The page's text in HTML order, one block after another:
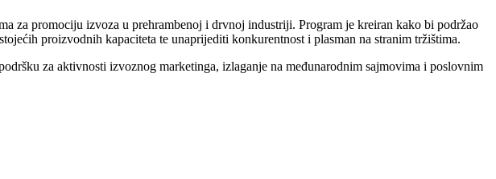
za promociju izvoza u prehrambenoj i drvnoj industriji. Program je kreiran kako bi podržao
proizvodnih kapaciteta te unaprijediti konkurentnost i plasman na stranim tržištima.
za aktivnosti izvoznog marketinga, izlaganje na međunarodnim sajmovima i poslovnim